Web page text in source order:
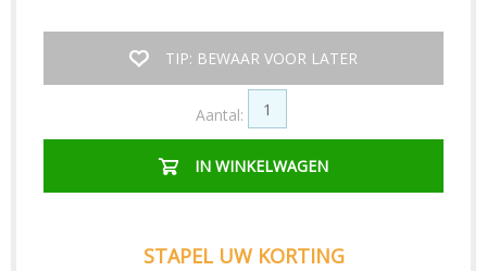
TIP: BEWAAR VOOR LATER
Aantal:
IN WINKELWAGEN
STAPEL UW KORTING